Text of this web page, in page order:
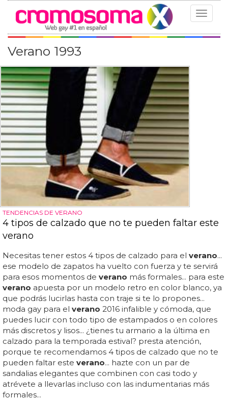
Toggle
Verano 1993
TENDENCIAS DE VERANO
4 tipos de calzado que no te pueden faltar este
verano
Necesitas tener estos 4 tipos de calzado para el verano...
ese modelo de zapatos ha vuelto con fuerza y te servirá
para esos momentos de verano más formales... para este
verano apuesta por un modelo retro en color blanco, ya
que podrás lucirlas hasta con traje si te lo propones...
moda gay para el verano 2016 infalible y cómoda, que
puedes lucir con todo tipo de estampados o en colores
más discretos y lisos... ¿tienes tu armario a la última en
calzado para la temporada estival? presta atención,
porque te recomendamos 4 tipos de calzado que no te
pueden faltar este verano... hazte con un par de
sandalias elegantes que combinen con casi todo y
atrévete a llevarlas incluso con las indumentarias más
formales...